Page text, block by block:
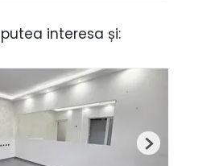
interesa și:
Next